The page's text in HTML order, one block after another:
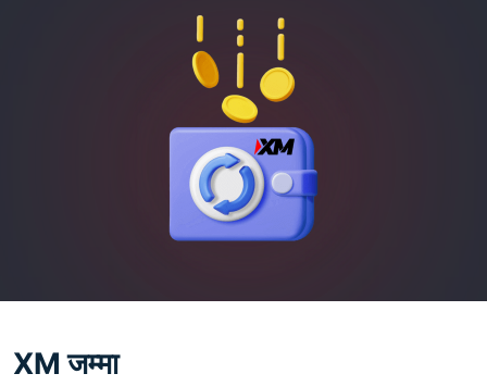
XM जम्मा